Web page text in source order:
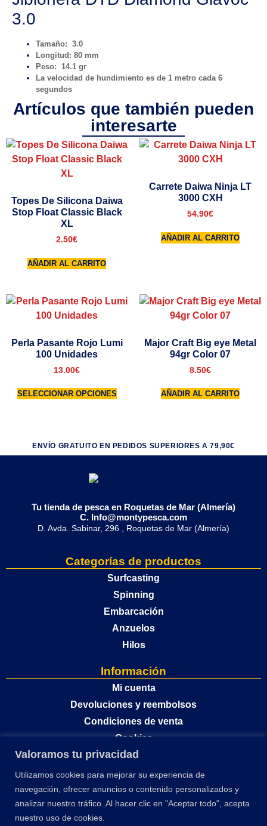
Valoramos tu privacidad
Utilizamos cookies para mejorar su experiencia de
navegación, ofrecer anuncios o contenido personalizados y
analizar nuestro tráfico. Al hacer clic en "Aceptar todo", acepta
nuestro uso de cookies.
3.0
Tamaño: 3.0
Longitud: 80 mm
Peso: 14.1 gr
La velocidad de hundimiento es de 1 metro cada 6
segundos
Artículos que también pueden
interesarte
Topes De Silicona Daiwa
Stop Float Classic Black
XL
2.50€
AÑADIR AL CARRITO
Carrete Daiwa Ninja LT
3000 CXH
54.90€
AÑADIR AL CARRITO
Perla Pasante Rojo Lumi
100 Unidades
13.00€
SELECCIONAR OPCIONES
Major Craft Big eye Metal
94gr Color 07
8.50€
AÑADIR AL CARRITO
ENVÍO GRATUITO EN PEDIDOS SUPERIORES A 79,90€
Tu tienda de pesca en Roquetas de Mar (Almería)
C. Info@montypesca.com
D. Avda. Sabinar, 296 , Roquetas de Mar (Almería)
Categorías de productos
Surfcasting
Spinning
Embarcación
Anzuelos
Hilos
Información
Mi cuenta
Devoluciones y reembolsos
Condiciones de venta
Cookies
Política de privacidad